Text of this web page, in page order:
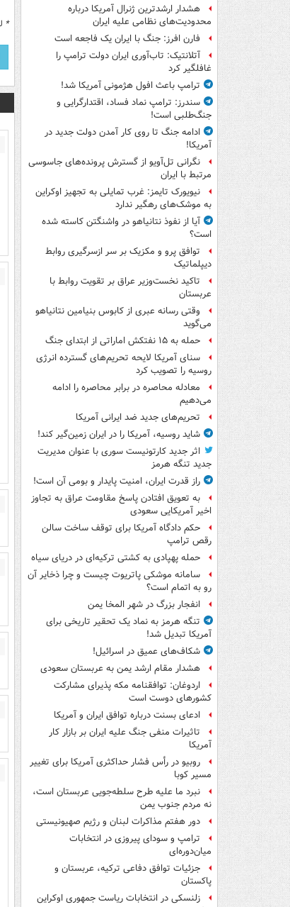
هشدار ارشدترین ژنرال آمریکا درباره
محدودیت‌های نظامی علیه ایران
فارن افرز: جنگ با ایران یک فاجعه است
آتلانتیک: تاب‌آوری ایران دولت ترامپ را
غافلگیر کرد
ترامپ باعث افول هژمونی آمریکا شد!
سندرز: ترامپ نماد فساد، اقتدارگرایی و
جنگ‌طلبی است!
ادامه جنگ تا روی کار آمدن دولت جدید در
آمریکا!
نگرانی تل‌آویو از گسترش پرونده‌های جاسوسی
مرتبط با ایران
نیویورک تایمز: غرب تمایلی به تجهیز اوکراین
به موشک‌های رهگیر ندارد
آیا از نفوذ نتانیاهو در واشنگتن کاسته شده
است؟
توافق پرو و مکزیک بر سر ازسرگیری روابط
دیپلماتیک
تاکید نخست‌وزیر عراق بر تقویت روابط با
عربستان
وقتی رسانه عبری از کابوس بنیامین نتانیاهو
می‌گوید
حمله به ۱۵ نفتکش‌ اماراتی از ابتدای جنگ
سنای آمریکا لایحه تحریم‌های گسترده انرژی
روسیه را تصویب کرد
معادله محاصره در برابر محاصره را ادامه
می‌دهیم
تحریم‌های جدید ضد ایرانی آمریکا
شاید روسیه، آمریکا را در ایران زمین‌گیر کند!
اثر جدید کارتونیست سوری با عنوان مدیریت
جدید تنگه هرمز
راز قدرت ایران، امنیت پایدار و بومی آن است!
به تعویق افتادن پاسخ مقاومت عراق به تجاوز
اخیر آمریکایی سعودی
حکم دادگاه آمریکا برای توقف ساخت سالن
رقص ترامپ
حمله پهپادی به کشتی ترکیه‌ای در دریای سیاه
سامانه موشکی پاتریوت چیست و چرا ذخایر آن
رو به اتمام است؟
انفجار بزرگ در شهر المخا یمن
تنگه هرمز به نماد یک تحقیر تاریخی برای
آمریکا تبدیل شد!
شکاف‌های عمیق در اسرائیل!
هشدار مقام ارشد یمن به عربستان سعودی
اردوغان: توافقنامه مکه پذیرای مشارکت
کشورهای دوست است
ادعای بسنت درباره توافق ایران و آمریکا
تاثیرات منفی جنگ علیه ایران بر بازار کار
آمریکا
روبیو در رأس فشار حداکثری آمریکا برای تغییر
مسیر کوبا
نبرد ما علیه طرح سلطه‌جویی عربستان است،
نه مردم جنوب یمن
دور هفتم مذاکرات لبنان و رژیم صهیونیستی
ترامپ و سودای پیروزی در انتخابات
میان‌دوره‌ای
جزئیات توافق دفاعی ترکیه، عربستان و
پاکستان
زلنسکی در انتخابات ریاست جمهوری اوکراین
*